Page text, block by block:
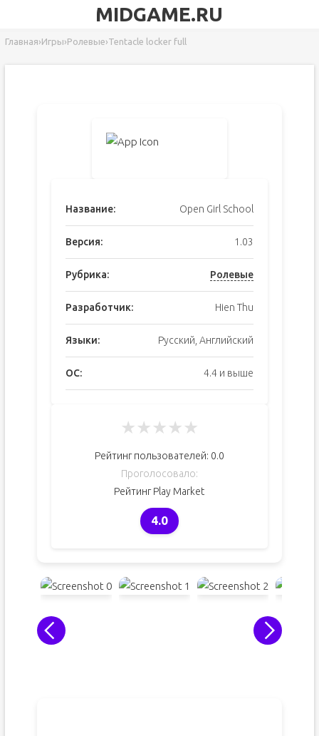
MIDGAME.RU
Главная›Игры›Ролевые›Tentacle locker full
Название: Open Girl School
Версия: 1.03
Рубрика: Ролевые
Разработчик: Hien Thu
Языки: Русский, Английский
ОС: 4.4 и выше
★★★★★
Рейтинг пользователей: 0.0
Проголосовало:
Рейтинг Play Market
4.0